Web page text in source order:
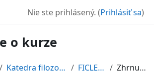
Nie ste prihlásený. (Prihlásiť sa)
o kurze
Katedra filozofie FICLEFR Zhrnutie